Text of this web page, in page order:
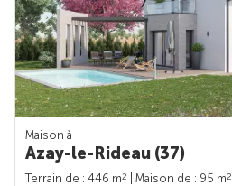
Maison à
Azay-le-Rideau (37)
Terrain de : 446 m2 | Maison de : 95 m2